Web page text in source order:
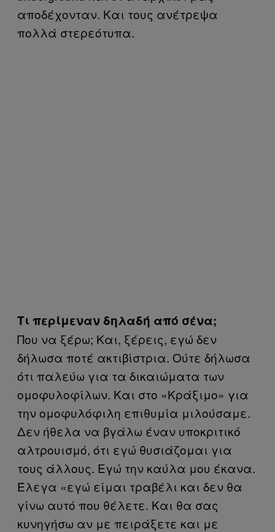
αποδέχονταν. Και τους ανέτρεψα
πολλά στερεότυπα.
Τι περίμεναν δηλαδή από σένα;
Που να ξέρω; Και, ξέρεις, εγώ δεν
δήλωσα ποτέ ακτιβίστρια. Ούτε δήλωσα
ότι παλεύω για τα δικαιώματα των
ομοφυλοφίλων. Και στο «Κράξιμο» για
την ομοφυλόφιλη επιθυμία μιλούσαμε.
Δεν ήθελα να βγάλω έναν υποκριτικό
αλτρουισμό, ότι εγώ θυσιάζομαι για
τους άλλους. Εγώ την καύλα μου έκανα.
Έλεγα «εγώ είμαι τραβέλι και δεν θα
γίνω αυτό που θέλετε. Και θα σας
κυνηγήσω αν με πειράξετε και με